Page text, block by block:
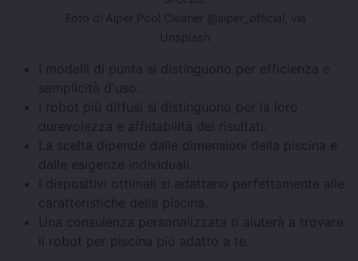
Foto di Aiper Pool Cleaner @aiper_official, via
Unsplash
I modelli di punta si distinguono per efficienza e
semplicità d'uso.
I robot più diffusi si distinguono per la loro
durevolezza e affidabilità dei risultati.
La scelta dipende dalle dimensioni della piscina e
dalle esigenze individuali.
I dispositivi ottimali si adattano perfettamente alle
caratteristiche della piscina.
Una consulenza personalizzata ti aiuterà a trovare
il robot per piscina più adatto a te.